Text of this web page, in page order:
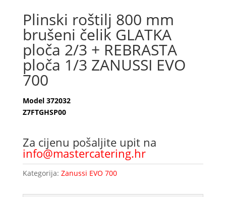
Plinski roštilj 800 mm
brušeni čelik GLATKA
ploča 2/3 + REBRASTA
ploča 1/3 ZANUSSI EVO
700
Model 372032
Z7FTGHSP00
Za cijenu pošaljite upit na
info@mastercatering.hr
Kategorija: Zanussi EVO 700